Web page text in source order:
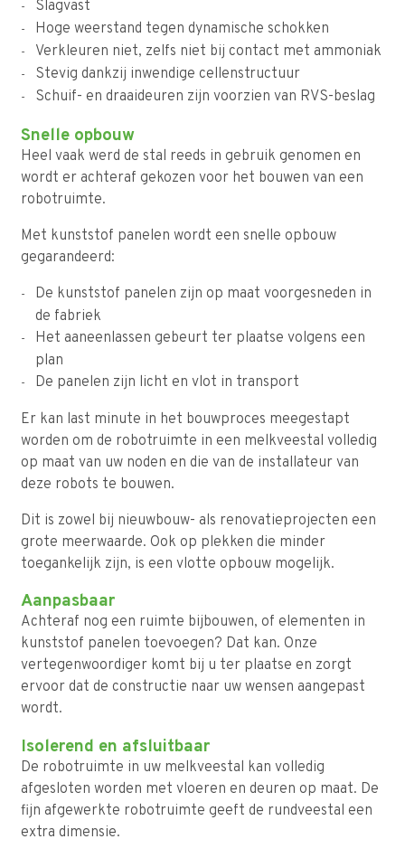
Slagvast
Hoge weerstand tegen dynamische schokken
Verkleuren niet, zelfs niet bij contact met ammoniak
Stevig dankzij inwendige cellenstructuur
Schuif- en draaideuren zijn voorzien van RVS-beslag
Snelle opbouw
Heel vaak werd de stal reeds in gebruik genomen en
wordt er achteraf gekozen voor het bouwen van een
robotruimte.
Met kunststof panelen wordt een snelle opbouw
gegarandeerd:
De kunststof panelen zijn op maat voorgesneden in
de fabriek
Het aaneenlassen gebeurt ter plaatse volgens een
plan
De panelen zijn licht en vlot in transport
Er kan last minute in het bouwproces meegestapt
worden om de robotruimte in een melkveestal volledig
op maat van uw noden en die van de installateur van
deze robots te bouwen.
Dit is zowel bij nieuwbouw- als renovatieprojecten een
grote meerwaarde. Ook op plekken die minder
toegankelijk zijn, is een vlotte opbouw mogelijk.
Aanpasbaar
Achteraf nog een ruimte bijbouwen, of elementen in
kunststof panelen toevoegen? Dat kan. Onze
vertegenwoordiger komt bij u ter plaatse en zorgt
ervoor dat de constructie naar uw wensen aangepast
wordt.
Isolerend en afsluitbaar
De robotruimte in uw melkveestal kan volledig
afgesloten worden met vloeren en deuren op maat. De
fijn afgewerkte robotruimte geeft de rundveestal een
extra dimensie.